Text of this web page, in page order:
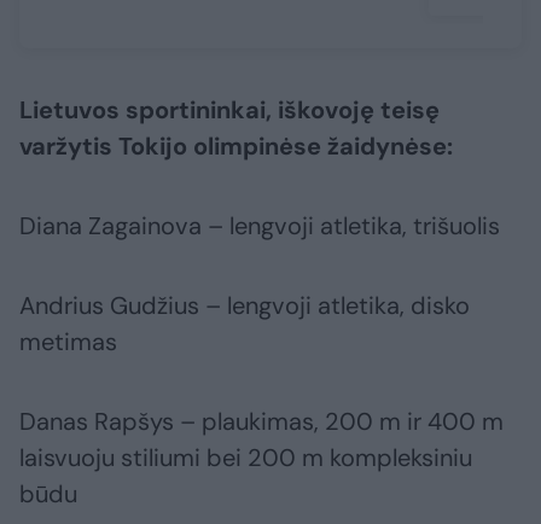
Lietuvos sportininkai, iškovoję teisę
varžytis Tokijo olimpinėse žaidynėse:
Diana Zagainova – lengvoji atletika, trišuolis
Andrius Gudžius – lengvoji atletika, disko
metimas
Danas Rapšys – plaukimas, 200 m ir 400 m
laisvuoju stiliumi bei 200 m kompleksiniu
būdu